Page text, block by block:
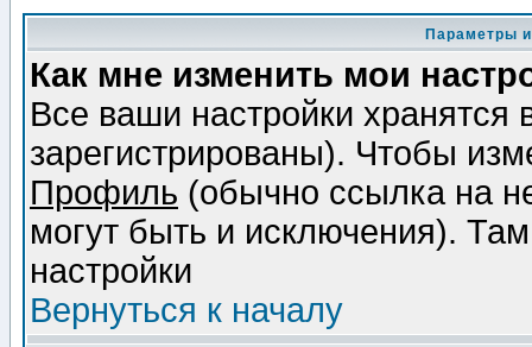
Параметры
Как мне изменить мои
Все ваши настройки
зарегистрированы). Чтобы
Профиль (обычно ссылка на
могут быть и исключения).
настройки
Вернуться к началу